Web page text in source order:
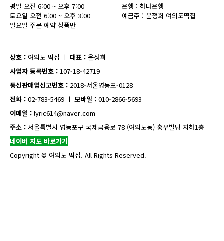
평일 오전 6:00 ~ 오후 7:00
토요일 오전 6:00 ~ 오후 3:00
일요일 주문 예약 상품만
은행 : 하나은행
예금주 : 윤정희 여의도떡집
상호 : 여의도 떡집 ㅣ 대표 : 윤정희
사업자 등록번호 : 107-18-42719
통신판매업신고번호 : 2018-서울영등포-0128
전화 : 02-783-5469 ㅣ 모바일 : 010-2866-5693
이메일 : lyric614@naver.com
주소 : 서울특별시 영등포구 국제금융로 78 (여의도동) 홍우빌딩 지하1층
네이버 지도 바로가기
Copyright © 여의도 떡집. All Rights Reserved.